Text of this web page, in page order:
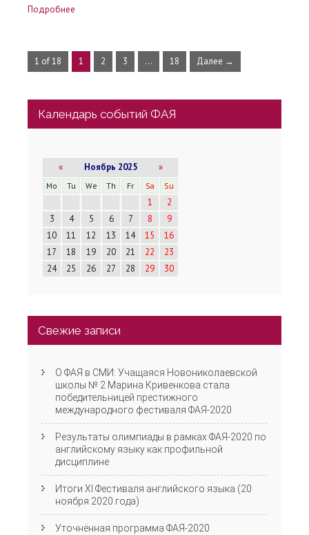
Подробнее
1 of 18 1 2 3 … 18 Далее →
Календарь событий ФАЯ
« Ноябрь 2025 »
Mo Tu We Th Fr Sa Su
1
2
3
4 5 6 7 8
9
10
11 12 13 14 15
16
17
18 19 20 21 22
23
24
25 26 27 28 29 30
Свежие записи
О ФАЯ в СМИ: Учащаяся Новониколаевской
школы № 2 Марина Кривенкова стала
победительницей престижного
международного фестиваля ФАЯ-2020
Результаты олимпиады в рамках ФАЯ-2020 по
английскому языку как профильной
дисциплине
Итоги XI Фестиваля английского языка (20
ноября 2020 года)
Уточнённая программа ФАЯ-2020